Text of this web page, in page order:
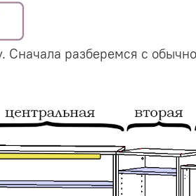
Сначала разберемся с